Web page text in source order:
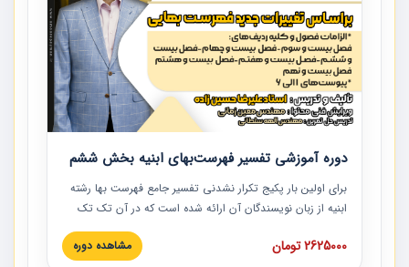
دوره آموزشی تفسیر فهرست‌بهای ابنیه بخش ششم
برای اولین بار پکیج تکرار نشدنی تفسیر جامع فهرست بها رشته
ابنیه از زبان نویسندگان آن ارائه شده است که در آن تک تک
ردیف ها و مطالب فهرست بها تفسیر و ارائه شده است. این
دوره به صورت کامل تصویری بوده و به همراه تصاویر عملیات
2625000 تومان مشاهده دوره